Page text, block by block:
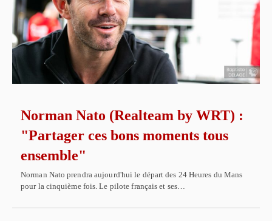
Norman Nato (Realteam by WRT) :
"Partager ces bons moments tous
ensemble"
Norman Nato prendra aujourd'hui le départ des 24 Heures du Mans
pour la cinquième fois. Le pilote français et ses…